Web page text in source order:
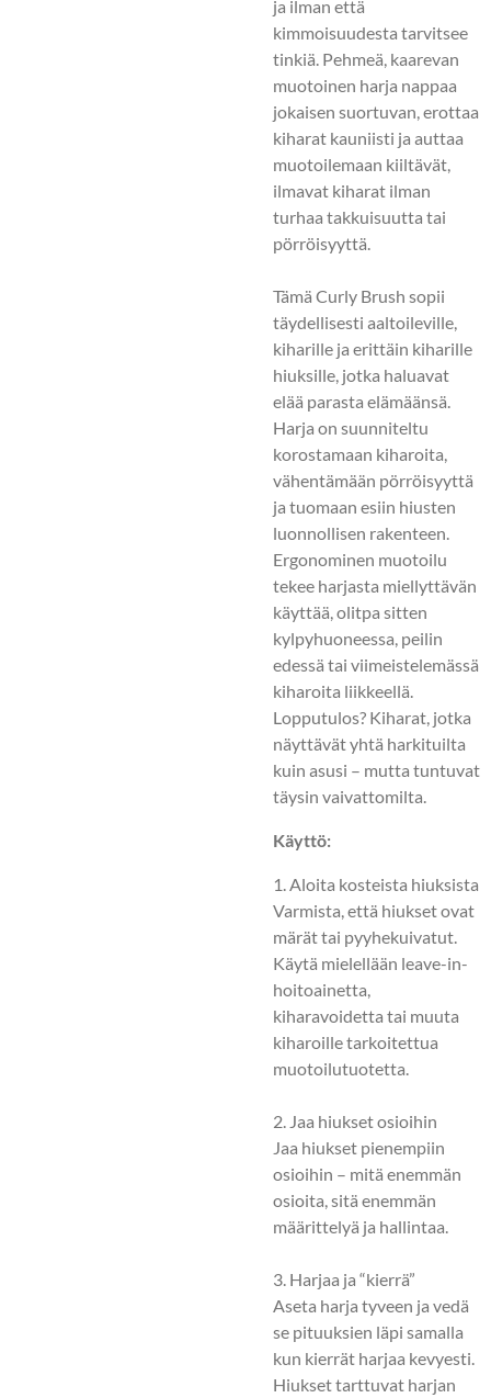
ja ilman että
kimmoisuudesta tarvitsee
tinkiä. Pehmeä, kaarevan
muotoinen harja nappaa
jokaisen suortuvan, erottaa
kiharat kauniisti ja auttaa
muotoilemaan kiiltävät,
ilmavat kiharat ilman
turhaa takkuisuutta tai
pörröisyyttä.
Tämä Curly Brush sopii
täydellisesti aaltoileville,
kiharille ja erittäin kiharille
hiuksille, jotka haluavat
elää parasta elämäänsä.
Harja on suunniteltu
korostamaan kiharoita,
vähentämään pörröisyyttä
ja tuomaan esiin hiusten
luonnollisen rakenteen.
Ergonominen muotoilu
tekee harjasta miellyttävän
käyttää, olitpa sitten
kylpyhuoneessa, peilin
edessä tai viimeistelemässä
kiharoita liikkeellä.
Lopputulos? Kiharat, jotka
näyttävät yhtä harkituilta
kuin asusi – mutta tuntuvat
täysin vaivattomilta.
Käyttö:
1. Aloita kosteista hiuksista
Varmista, että hiukset ovat
märät tai pyyhekuivatut.
Käytä mielellään leave-in-
hoitoainetta,
kiharavoidetta tai muuta
kiharoille tarkoitettua
muotoilutuotetta.
2. Jaa hiukset osioihin
Jaa hiukset pienempiin
osioihin – mitä enemmän
osioita, sitä enemmän
määrittelyä ja hallintaa.
3. Harjaa ja “kierrä”
Aseta harja tyveen ja vedä
se pituuksien läpi samalla
kun kierrät harjaa kevyesti.
Hiukset tarttuvat harjan